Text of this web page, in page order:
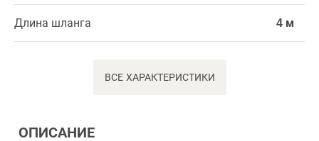
Длина шланга 4 м
ВСЕ ХАРАКТЕРИСТИКИ
ОПИСАНИЕ